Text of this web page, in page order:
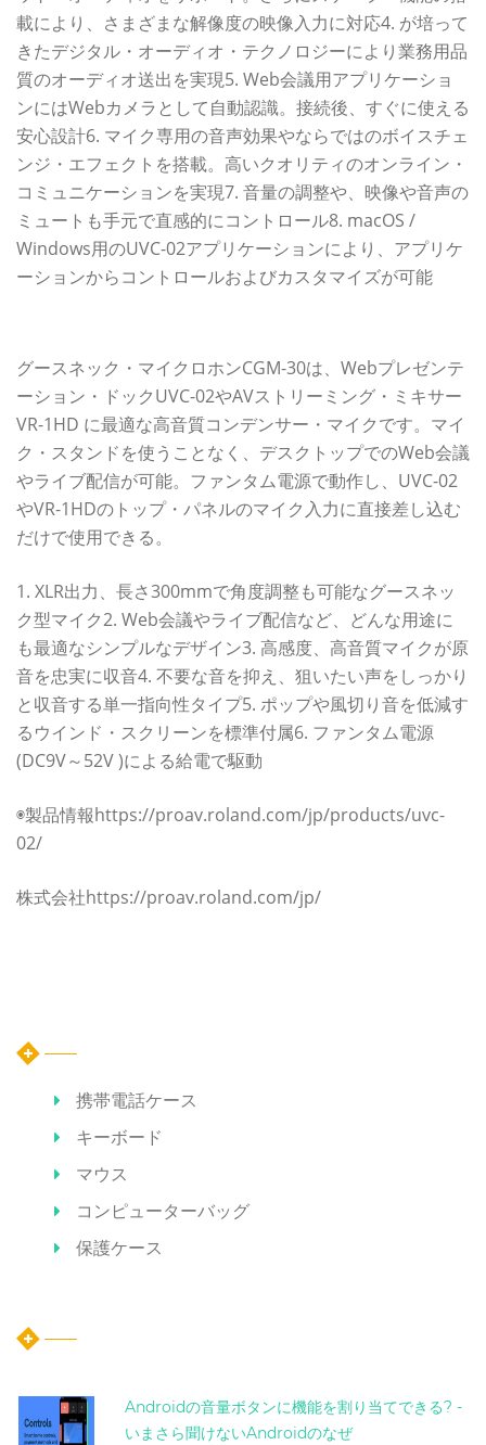
載により、さまざまな解像度の映像入力に対応4. が培って
きたデジタル・オーディオ・テクノロジーにより業務用品
質のオーディオ送出を実現5. Web会議用アプリケーショ
ンにはWebカメラとして自動認識。接続後、すぐに使える
安心設計6. マイク専用の音声効果やならではのボイスチェ
ンジ・エフェクトを搭載。高いクオリティのオンライン・
コミュニケーションを実現7. 音量の調整や、映像や音声の
ミュートも手元で直感的にコントロール8. macOS /
Windows用のUVC-02アプリケーションにより、アプリケ
ーションからコントロールおよびカスタマイズが可能
グースネック・マイクロホンCGM-30は、Webプレゼンテ
ーション・ドックUVC-02やAVストリーミング・ミキサー
VR-1HD に最適な高音質コンデンサー・マイクです。マイ
ク・スタンドを使うことなく、デスクトップでのWeb会議
やライブ配信が可能。ファンタム電源で動作し、UVC-02
やVR-1HDのトップ・パネルのマイク入力に直接差し込む
だけで使用できる。
1. XLR出力、長さ300mmで角度調整も可能なグースネッ
ク型マイク2. Web会議やライブ配信など、どんな用途に
も最適なシンプルなデザイン3. 高感度、高音質マイクが原
音を忠実に収音4. 不要な音を抑え、狙いたい声をしっかり
と収音する単一指向性タイプ5. ポップや風切り音を低減す
るウインド・スクリーンを標準付属6. ファンタム電源
(DC9V～52V )による給電で駆動
◉製品情報https://proav.roland.com/jp/products/uvc-
02/
株式会社https://proav.roland.com/jp/
携帯電話ケース
キーボード
マウス
コンピューターバッグ
保護ケース
Androidの音量ボタンに機能を割り当てできる? -
いまさら聞けないAndroidのなぜ